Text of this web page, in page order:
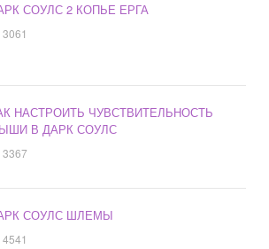
СОУЛС 2 КОПЬЕ ЕРГА
3061
НАСТРОИТЬ ЧУВСТВИТЕЛЬНОСТЬ
В ДАРК СОУЛС
3367
СОУЛС ШЛЕМЫ
4541